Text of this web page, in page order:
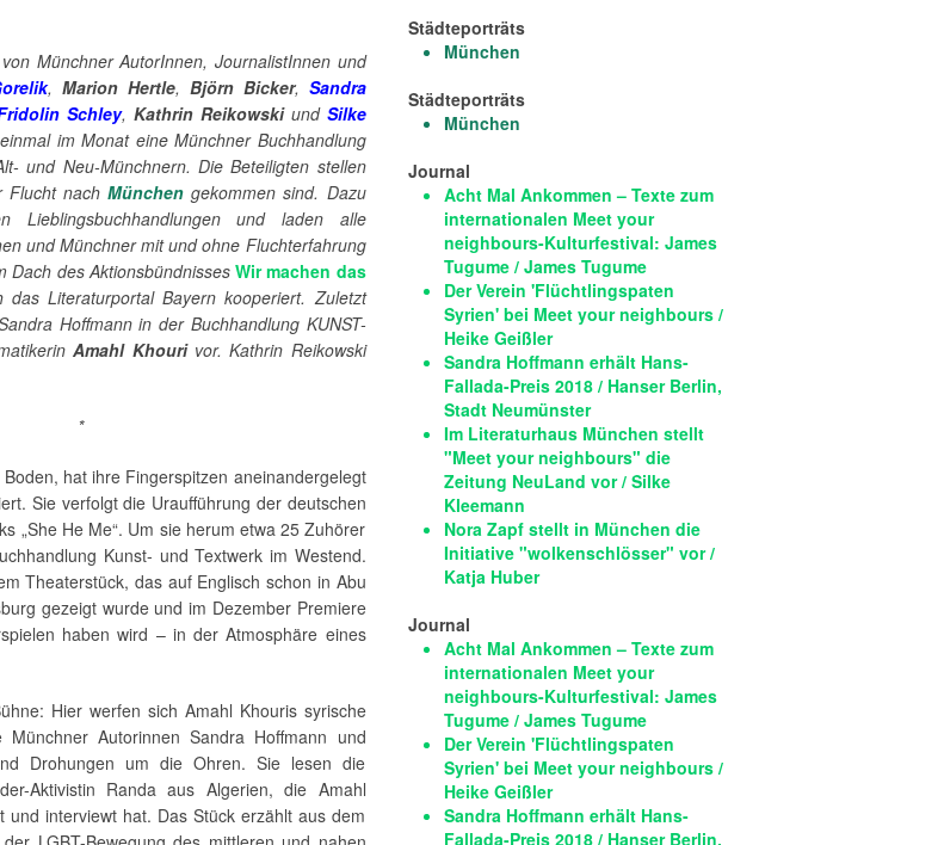
Münchner AutorInnen, JournalistInnen und
,Marion Hertle, Björn Bicker, Sandra
Schley, Kathrin Reikowskiund Silke
im Monat eine Münchner Buchhandlung
und Neu-Münchnern. Die Beteiligten stellen
Flucht nachMünchen gekommen sind. Dazu
und laden alle
und Münchner mit und ohne Fluchterfahrung
Dach des AktionsbündnissesWir machen das
Literaturportal Bayern kooperiert. Zuletzt
Hoffmann in der Buchhandlung KUNST-
Amahl Khourivor. Kathrin Reikowski
*
hat ihre Fingerspitzen aneinandergelegt
Sie verfolgt die Uraufführung der deutschen
„She He Me“. Um sie herum etwa 25 Zuhörer
Kunst- und Textwerk im Westend.
Theaterstück, das auf Englisch schon in Abu
gezeigt wurde und im Dezember Premiere
haben wird – in der Atmosphäre eines
Hier werfen sich Amahl Khouris syrische
Autorinnen Sandra Hoffmann und
Drohungen um die Ohren. Sie lesen die
Aktivistin Randa aus Algerien, die Amahl
und interviewt hat. Das Stück erzählt aus dem
Städteporträts
München
Städteporträts
München
Journal
Acht Mal Ankommen – Texte zum
internationalen Meet your
neighbours-Kulturfestival: James
Tugume / James Tugume
Der Verein 'Flüchtlingspaten
Syrien' bei Meet your neighbours /
Heike Geißler
Sandra Hoffmann erhält Hans-
Fallada-Preis 2018 / Hanser Berlin,
Stadt Neumünster
Im Literaturhaus München stellt
"Meet your neighbours" die
Zeitung NeuLand vor / Silke
Kleemann
Nora Zapf stellt in München die
Initiative "wolkenschlösser" vor /
Katja Huber
Journal
Acht Mal Ankommen – Texte zum
internationalen Meet your
neighbours-Kulturfestival: James
Tugume / James Tugume
Der Verein 'Flüchtlingspaten
Syrien' bei Meet your neighbours /
Heike Geißler
Sandra Hoffmann erhält Hans-
Fallada-Preis 2018 / Hanser Berlin,